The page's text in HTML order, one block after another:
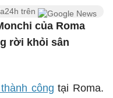
trên
của Roma
rời khỏi sân
công tại Roma.